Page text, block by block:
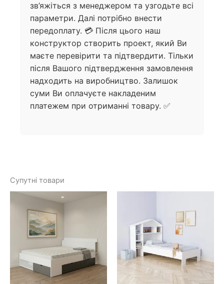
зв’яжіться з менеджером та узгодьте всі
параметри. Далі потрібно внести
передоплату. 💳 Після цього наш
конструктор створить проект, який Ви
маєте перевірити та підтвердити. Тільки
після Вашого підтвердження замовлення
надходить на виробництво. Залишок
суми Ви оплачуєте накладеним
платежем при отриманні товару. ✅
Супутні товари